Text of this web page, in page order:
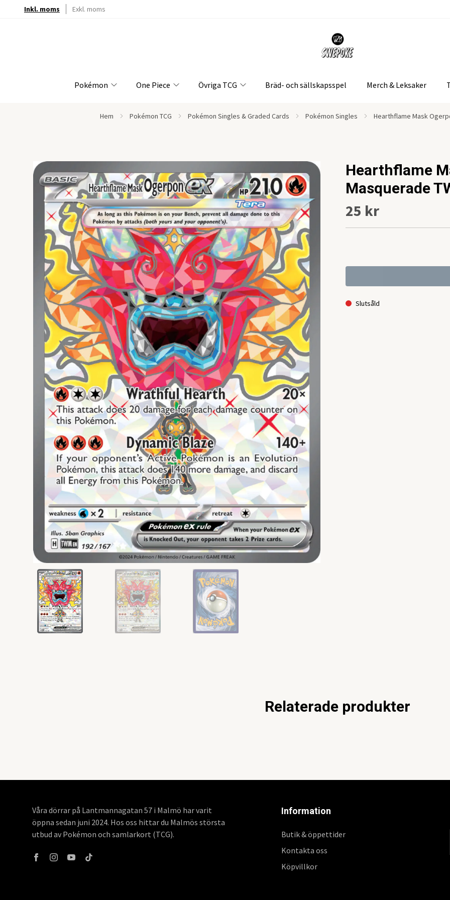
Inkl. moms Exkl. moms
Pokémon One Piece Övriga TCG Bräd- och sällskapsspel Merch & Leksaker
Hem Pokémon TCG Pokémon Singles & Graded Cards Pokémon Singles Hearthflame Mask
Hearthflame
Masquerade
25 kr
Slutsåld
Relaterade produkter
Våra dörrar på Lantmannagatan 57 i Malmö har varit
öppna sedan juni 2024. Hos oss hittar du Malmös största
utbud av Pokémon och samlarkort (TCG).
Information
Butik & öppettider
Kontakta oss
Köpvillkor